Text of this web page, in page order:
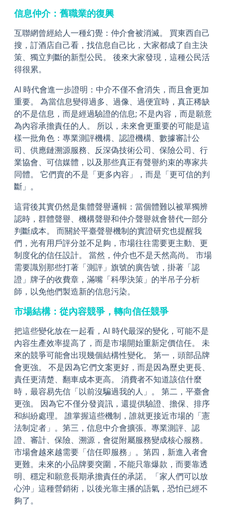
信息仲介：舊職業的復興
互聯網曾經給人一種幻覺：仲介會被消滅。 買東西自己
搜，訂酒店自己看，找信息自己比，大家都成了自主決
策、獨立判斷的新型公民。 後來大家發現，這種公民活
得很累。
AI 時代會進一步證明：中介不僅不會消失，而且會更加
重要。 為當信息變得過多、過像、過便宜時，真正稀缺
的不是信息，而是經過驗證的信息; 不是內容，而是願意
為內容承擔責任的人。 所以，未來會更重要的可能是這
樣一批角色：專業測評機構、認證機構、數據審計公
司、供應鏈溯源服務、反深偽技術公司、保險公司、行
業協會、可信媒體，以及那些真正有聲譽約束的專家共
同體。 它們賣的不是「更多內容」，而是「更可信的判
斷」。
這背後其實仍然是集體聲譽邏輯：當個體難以被單獨辨
認時，群體聲譽、機構聲譽和仲介聲譽就會替代一部分
判斷成本。 而關於平臺聲譽機制的實證研究也提醒我
們，光有用戶評分並不足夠，市場往往需要更主動、更
制度化的信任設計。 當然，仲介也不是天然高尚。 市場
需要識別那些打著「測評」旗號的廣告號，掛著「認
證」牌子的收費章，滿嘴「科學決策」的半吊子分析
師，以免他們製造新的信息污染。
市場結構：從內容競爭，轉向信任競爭
把這些變化放在一起看，AI 時代最深的變化，可能不是
內容生產效率提高了，而是市場開始重新定價信任。 未
來的競爭可能會出現幾個結構性變化。 第一，頭部品牌
會更強。 不是因為它們文案更好，而是因為歷史更長、
責任更清楚、翻車成本更高。 消費者不知道該信什麼
時，最容易先信「以前沒騙過我的人」。 第二，平臺會
更強。 因為它不僅分發資訊，還提供驗證、擔保、排序
和糾紛處理。 誰掌握這些機制，誰就更接近市場的「憲
法制定者」。 第三，信息中介會擴張。專業測評、認
證、審計、保險、溯源，會從附屬服務變成核心服務。
市場會越來越需要「信任即服務」。第四，新進入者會
更難。未來的小品牌要突圍，不能只靠爆款，而要靠透
明、穩定和願意長期承擔責任的承諾。「家人們可以放
心沖」這種營銷術，以後光靠主播的語氣，恐怕已經不
夠了。